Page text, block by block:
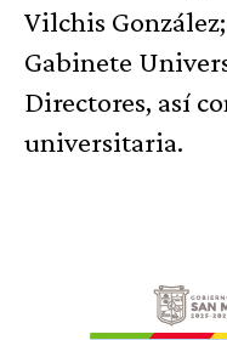
Vilchis
Gabinete
Directores, así
universitaria.